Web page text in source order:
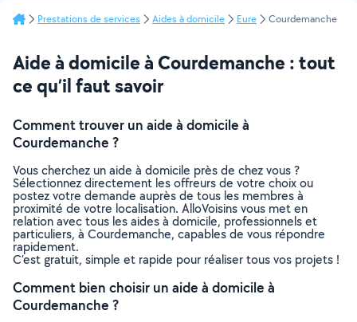
Prestations de services Aides à domicile Eure Courdemanche
Aide à domicile à Courdemanche : tout
ce qu’il faut savoir
Comment trouver un aide à domicile à
Courdemanche ?
Vous cherchez un aide à domicile près de chez vous ?
Sélectionnez directement les offreurs de votre choix ou
postez votre demande auprès de tous les membres à
proximité de votre localisation. AlloVoisins vous met en
relation avec tous les aides à domicile, professionnels et
particuliers, à Courdemanche, capables de vous répondre
rapidement.
C’est gratuit, simple et rapide pour réaliser tous vos projets !
Comment bien choisir un aide à domicile à
Courdemanche ?